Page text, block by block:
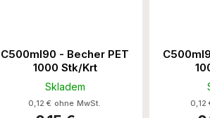
C500ml90 - Becher PET
1000 Stk/Krt
Skladem
0,12 € ohne MwSt. 0,12